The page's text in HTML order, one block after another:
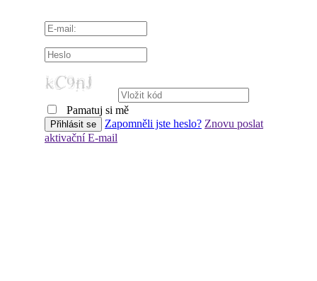
Pamatuj si mě
Zapomněli jste heslo? Znovu poslat
aktivační E-mail